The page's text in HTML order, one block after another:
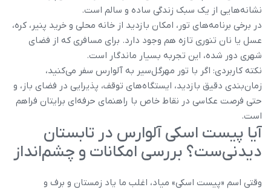
نشانه‌هایی از یک سبک زندگی ساده و سالم است.
در برخی برنامه‌های تور، امکان بازدید از خانه محلی و خرید پنیر، کره،
عسل یا نان تنوری تازه هم وجود دارد. برای مسافری که از فضای
شهری دور شده، این تجربه بسیار ماندگار است.
نکته کاربردی: اگر با تور مهرگل‌سیر به آلوارس سفر می‌کنید،
زمان‌بندی دقیق بازدید، ایستگاه‌های توقف، پذیرایی در فضای باز، و
حتی فرصت عکاسی در نقاط خاص با راهنمای حرفه‌ای برایتان فراهم
است.
آیا پیست اسکی آلوارس در تابستان
دیدنی‌ست؟ بررسی امکانات و چشم‌انداز
وقتی اسم «پیست اسکی» میاد، اغلب ما یاد زمستان و برف و